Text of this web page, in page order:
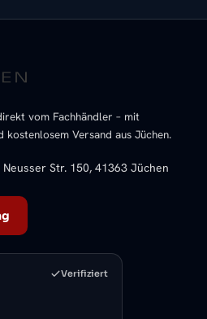
vom Fachhändler – mit
kostenlosem Versand aus Jüchen.
Str. 150, 41363 Jüchen
Verifiziert